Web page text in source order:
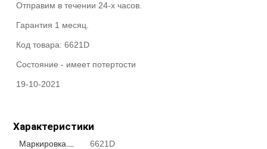
Отправим в течении 24-х часов.
Гарантия 1 месяц.
Код товара: 6621D
Состояние - имеет потертости
19-10-2021
Характеристики
Маркировка 6621D